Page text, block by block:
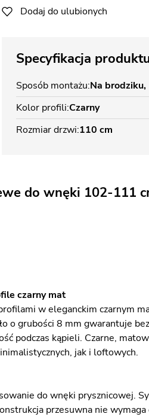
Dodaj do ulubionych
Specyfikacja
Sposób montażu Na brodziku
Kolor profili Czarny
Rozmiar drzwi 110 cm
do wnęki 102-111
czarny mat
w eleganckim czarnym
o grubości 8 mm gwarantuje
podczas kąpieli. Czarne,
jak i loftowych.
do wnęki prysznicowej.
przesuwna nie